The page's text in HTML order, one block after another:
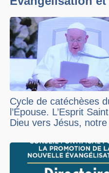
Cycle de catéchèses
l’Épouse. L’Esprit
Dieu vers Jésus,